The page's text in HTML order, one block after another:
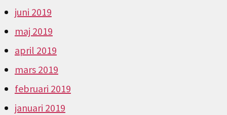
juni 2019
maj 2019
april 2019
mars 2019
februari 2019
januari 2019